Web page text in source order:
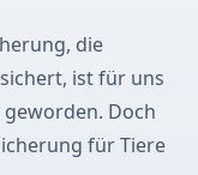
die
ist für uns
Doch
für Tiere